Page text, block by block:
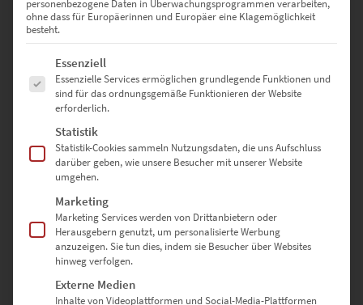
Bewertungen
Es gibt noch keine Bewertungen.
personenbezogene Daten in Überwachungsprogrammen verarbeiten,
ohne dass für Europäerinnen und Europäer eine Klagemöglichkeit
besteht.
Es folgt eine Liste der Service-Gruppen, für die eine Einwilligung
Essenziell
Essenzielle Services ermöglichen grundlegende Funktionen und
sind für das ordnungsgemäße Funktionieren der Website
erforderlich.
Statistik
Statistik-Cookies sammeln Nutzungsdaten, die uns Aufschluss
darüber geben, wie unsere Besucher mit unserer Website
umgehen.
Marketing
Marketing Services werden von Drittanbietern oder
Herausgebern genutzt, um personalisierte Werbung
anzuzeigen. Sie tun dies, indem sie Besucher über Websites
hinweg verfolgen.
Externe Medien
Inhalte von Videoplattformen und Social-Media-Plattformen